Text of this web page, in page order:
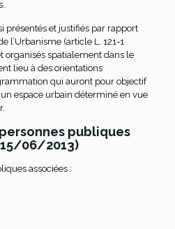
présentés et justifiés par rapport
l’Urbanisme (article L. 121-1
organisés spatialement dans le
lieu à des orientations
qui auront pour objectif
espace urbain déterminé en vue
publiques
06/2013)
associées :